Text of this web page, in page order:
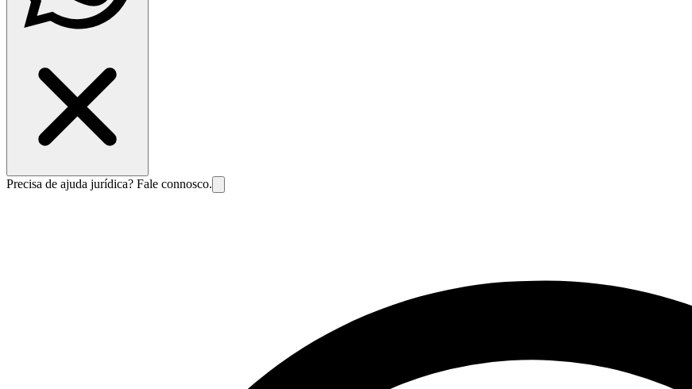
Precisa de ajuda jurídica? Fale connosco.